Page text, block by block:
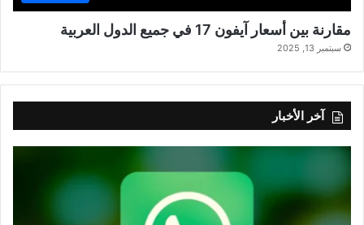
مقارنة بين أسعار آيفون 17 في جميع الدول العربية
سبتمبر 13, 2025
آخر الأخبار